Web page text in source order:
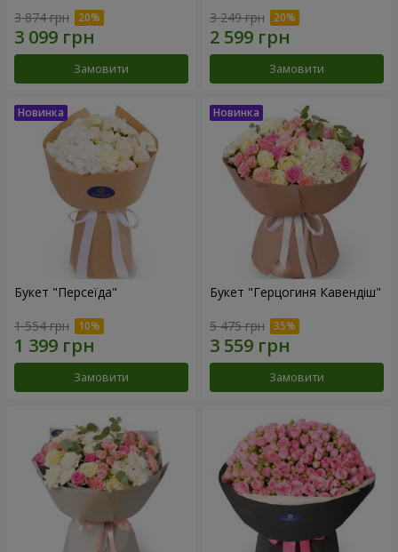
3 874 грн
Замовити
3 249 грн
Замовити
Букет "Персеїда"
1 554 грн
Замовити
Букет "Герцогиня Кавендіш"
5 475 грн
Замовити